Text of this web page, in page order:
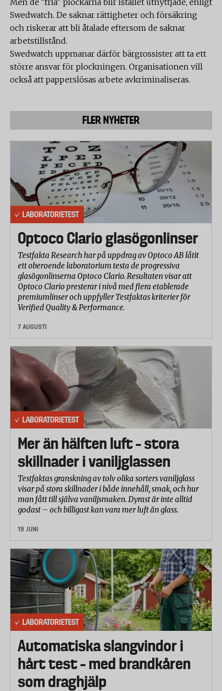
Men de "fria" plockarna blir istället utnyttjade, enligt
Swedwatch. De saknar rättigheter och försäkring
och riskerar att bli åtalade eftersom de saknar
arbetstillstånd.
Swedwatch uppmanar därför bärgrossister att ta ett
större ansvar för plockningen. Organisationen vill
också att papperslösas arbete avkriminaliseras.
FLER NYHETER
LABORATORIETEST
Optoco Clario glasögonlinser
Testfakta Research har på uppdrag av Optoco AB låtit
ett oberoende laboratorium testa de progressiva
glasögonlinserna Optoco Clario. Resultaten visar att
Optoco Clario presterar i nivå med flera etablerade
premiumlinser och uppfyller Testfaktas kriterier för
Verified Quality & Performance.
7 AUGUSTI
LABORATORIETEST
Mer än hälften luft – stora
skillnader i vaniljglassen
Testfaktas granskning av tolv olika sorters vaniljglass
visar på stora skillnader i både innehåll, smak, och hur
man fått till själva vaniljsmaken. Dyrast är inte alltid
godast – och billigast kan vara mer luft än glass.
19 JUNI
LABORATORIETEST
Automatiska slangvindor i
hårt test – med brandkåren
som draghjälp